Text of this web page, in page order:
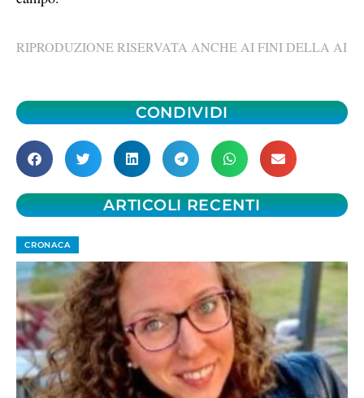
RIPRODUZIONE RISERVATA ANCHE AI FINI DELLA AI
CONDIVIDI
ARTICOLI RECENTI
CRONACA